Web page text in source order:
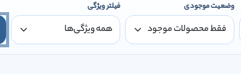
وضعیت موجودی فیلتر ویژگی